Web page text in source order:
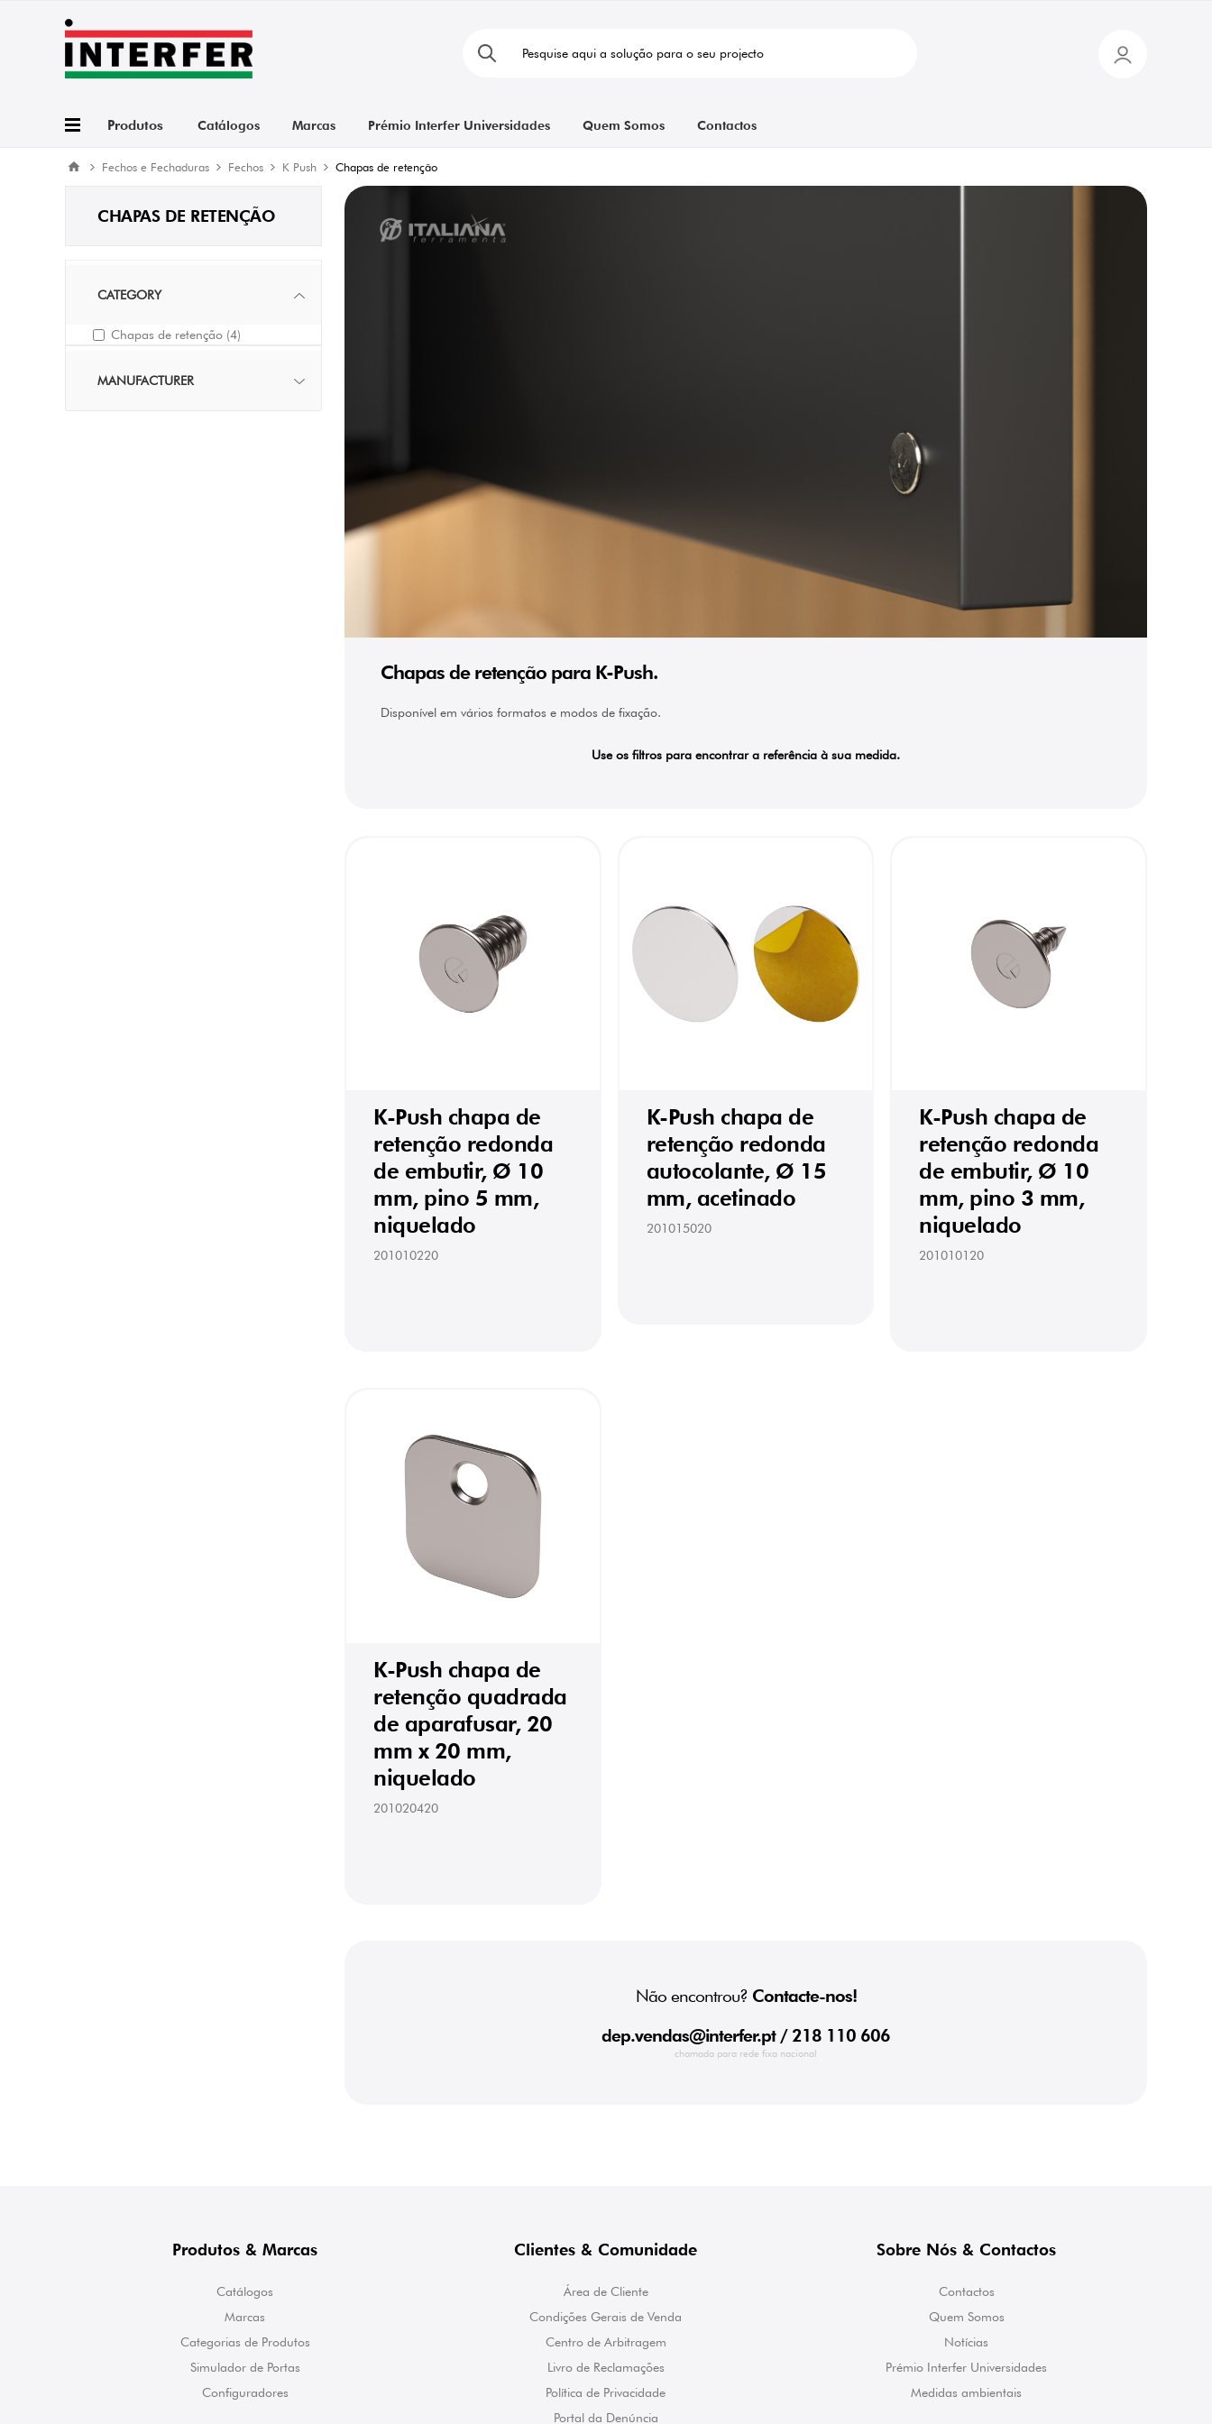
Produtos Catálogos Marcas Prémio Interfer Universidades Quem Somos Contactos
Fechos e Fechaduras Fechos K Push Chapas de retenção
Chapas de retenção para K-Push.
Disponível em vários formatos e modos de fixação.
Use os filtros para encontrar a referência à sua medida.
K-Push chapa de
retenção redonda
de embutir, Ø 10
mm, pino 5 mm,
niquelado
201010220
K-Push chapa de
retenção redonda
autocolante, Ø 15
mm, acetinado
201015020
K-Push chapa de
retenção redonda
de embutir, Ø 10
mm, pino 3 mm,
niquelado
201010120
K-Push chapa de
retenção quadrada
de aparafusar, 20
mm x 20 mm,
niquelado
201020420
Não encontrou? Contacte-nos!
dep.vendas@interfer.pt/ 218 110 606
chamada para rede fixa nacional
CHAPAS DE RETENÇÃO
CATEGORY
Chapas de retenção (4)
MANUFACTURER
Produtos & Marcas
Catálogos
Marcas
Categorias de Produtos
Simulador de Portas
Configuradores
Clientes & Comunidade
Área de Cliente
Condições Gerais de Venda
Centro de Arbitragem
Livro de Reclamações
Política de Privacidade
Portal da Denúncia
Sobre Nós & Contactos
Contactos
Quem Somos
Notícias
Prémio Interfer Universidades
Medidas ambientais